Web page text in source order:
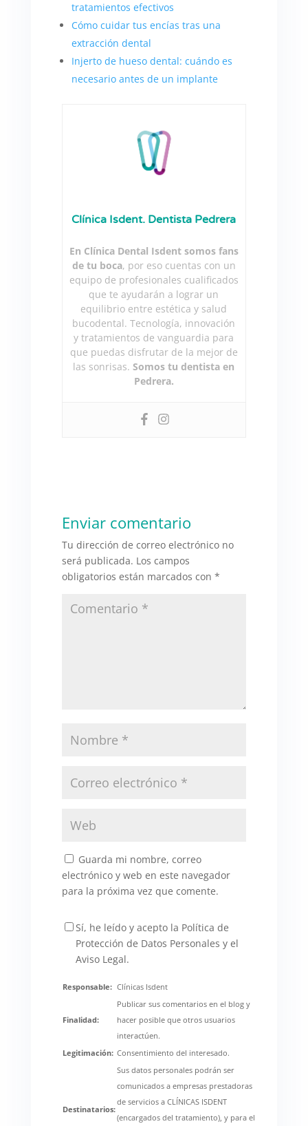
tratamientos efectivos
Cómo cuidar tus encías tras una
extracción dental
Injerto de hueso dental: cuándo es
necesario antes de un implante
Clínica Isdent. Dentista Pedrera
En Clínica Dental Isdent somos fans
de tu boca, por eso cuentas con un
equipo de profesionales cualificados
que te ayudarán a lograr un
equilibrio entre estética y salud
bucodental. Tecnología, innovación
y tratamientos de vanguardia para
que puedas disfrutar de la mejor de
las sonrisas.Somos tu dentista en
Pedrera.
Enviar comentario
Tu dirección de correo electrónico no
será publicada. Los campos
obligatorios están marcados con *
Guarda mi nombre, correo
electrónico y web en este navegador
para la próxima vez que comente.
Sí, he leído y acepto la Política de
Protección de Datos Personales y el
Aviso Legal.
Responsable: Clínicas Isdent
Finalidad:
Publicar sus comentarios en el blog y
hacer posible que otros usuarios
interactúen.
Legitimación: Consentimiento del interesado.
Destinatarios:
Sus datos personales podrán ser
comunicados a empresas prestadoras
de servicios a CLÍNICAS ISDENT
(encargados del tratamiento), y para el